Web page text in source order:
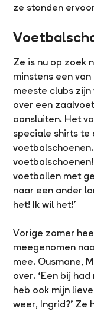
ze stonden
Ze is nu op zoek
minstens een
meeste clubs
over een
aansluiten. Het
speciale shirts te
voetballen met
naar een ander
het! Ik wil het!’
Vorige zomer
meegenomen
mee. Ousmane,
over. ‘Een bij
heb ook mijn
weer, Ingrid?’ Ze